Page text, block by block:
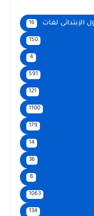
الإبتدائى لغات 16
150
4
591
121
1100
179
14
36
8
1063
134